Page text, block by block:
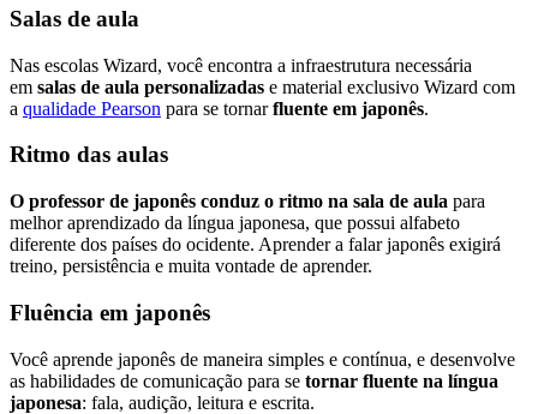
Salas de aula
Nas escolas Wizard, você encontra a infraestrutura necessária
em salas de aula personalizadas e material exclusivo Wizard com
a qualidade Pearson para se tornarfluente em japonês.
Ritmo das aulas
O professor de japonês conduz o ritmo na sala de aula para
melhor aprendizado da língua japonesa, que possui alfabeto
diferente dos países do ocidente. Aprender a falar japonês exigirá
treino, persistência e muita vontade de aprender.
Fluência em japonês
Você aprende japonês de maneira simples e contínua, e desenvolve
as habilidades de comunicação para se tornar fluente na língua
japonesa: fala, audição, leitura e escrita.